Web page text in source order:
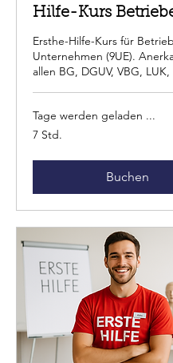
Hilfe-Kurs
Ersthe-Hilfe-Kurs für
Unternehmen (9UE).
allen BG, DGUV, VBG, LUK,
Tage werden geladen ...
7 Std.
Buchen